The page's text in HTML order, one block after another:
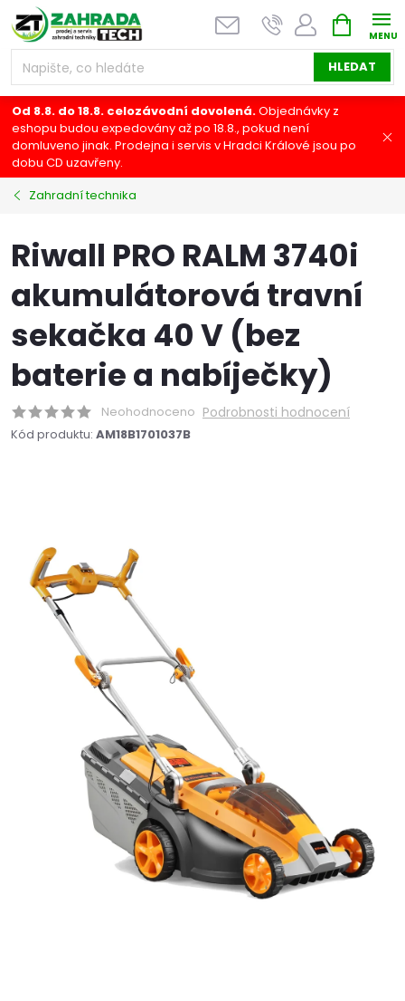
Přejít
na
obsah
HLEDAT
NÁKUPNÍ
KOŠÍK
Od 8.8. do 18.8. celozávodní dovolená.Objednávky z
eshopu budou expedovány až po 18.8., pokud není
domluveno jinak. Prodejna i servis v Hradci Králové jsou po
dobu CD uzavřeny.
Zahradní technika
Riwall PRO RALM 3740i
akumulátorová travní
sekačka 40 V (bez
baterie a nabíječky)
Neohodnoceno Podrobnosti hodnocení
Kód produktu: AM18B1701037B